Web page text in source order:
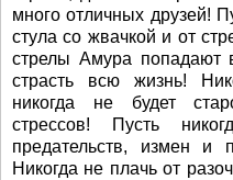
много отличных друзей!
стула со жвачкой и от
стрелы Амура попадают
страсть всю жизнь!
никогда не будет
стрессов! Пусть
предательств, измен и
Никогда не плачь от